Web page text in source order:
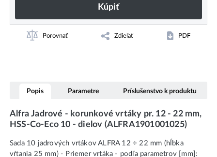
Kúpiť
Porovnať Zdieľať PDF
Popis Parametre Príslušenstvo k produktu
Alfra Jadrové - korunkové vrtáky pr. 12 - 22 mm,
HSS-Co-Eco 10 - dielov (ALFRA1901001025)
Sada 10 jadrových vrtákov ALFRA 12 ÷ 22 mm (hĺbka
vŕtania 25 mm) - Priemer vrtáka - podľa parametrov [mm]: